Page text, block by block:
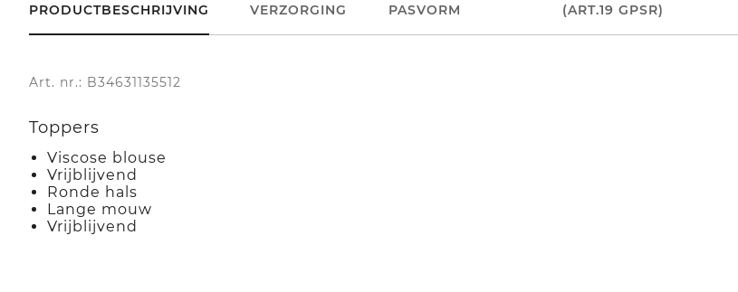
PRODUCTBESCHRIJVING
VERZORGING
PASVORM
(ART.19 GPSR)
Art. nr.: B34631135512
Toppers
Viscose blouse
Vrijblijvend
Ronde hals
Lange mouw
Vrijblijvend